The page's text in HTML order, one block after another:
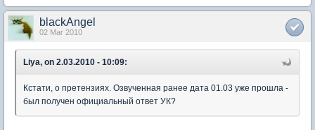
blackAngel
02 Mar 2010
Liya, on 2.03.2010 - 10:09:
Кстати, о претензиях. Озвученная ранее дата 01.03 уже прошла -
был получен официальный ответ УК?